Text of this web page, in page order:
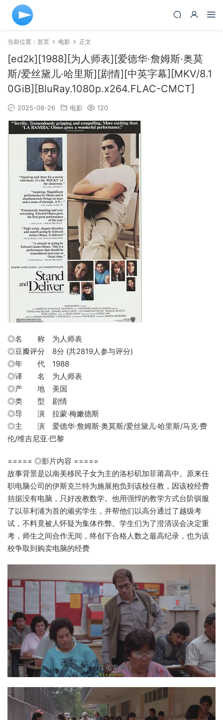
当前位置： 首页 电影 正文
[ed2k][1988][为人师表][爱德华·詹姆斯·奥莫
斯/爱丝黛儿·哈里斯][剧情][中英字幕][MKV/8.1
0GiB][BluRay.1080p.x264.FLAC-CMCT]
2025-08-26 电影 120
◎名 称 为人师表
◎豆瓣评分 8分 (共2819人参与评分)
◎年 代 1988
◎译 名 为人师表
◎产 地 美国
◎类 型 剧情
◎导 演 拉蒙·梅嫩德斯
◎主 演 爱德华·詹姆斯·奥莫斯/爱丝黛儿·哈里斯/马克·费
伦/维吉尼亚·巴黎
===== ◎影片内容 =====
故事背景是以南美移民子女为主的洛杉矶加菲莆高中。原来任
职电脑公司的伊斯克兰特为施展抱负到该校任教，因该校经费
拮据没有电脑，只好改教数学。他用强悍的教学方式台阶驯服
了以菲利浦为首的顽劣学生，并帮他们以高分通过了越级考
试，不料竟被人怀疑为集体作弊。学生们为了澄清误会决定重
考，师生之间合作无间，终创下合格人数之最高纪录，也为该
校争取到购卖电脑的经费